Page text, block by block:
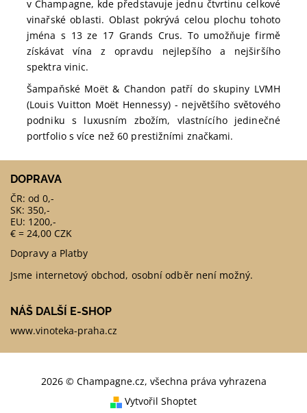
v Champagne, kde představuje jednu čtvrtinu celkové
vinařské oblasti. Oblast pokrývá celou plochu tohoto
jména s 13 ze 17 Grands Crus. To umožňuje firmě
získávat vína z opravdu nejlepšího a nejširšího
spektra vinic.
Šampaňské Moët & Chandon patří do skupiny LVMH
(Louis Vuitton Moët Hennessy) - největšího světového
podniku s luxusním zbožím, vlastnícího jedinečné
portfolio s více než 60 prestižními značkami.
DOPRAVA
ČR: od 0,-
SK: 350,-
EU: 1200,-
€ = 24,00 CZK
Dopravy a Platby
Jsme internetový obchod, osobní odběr není možný.
NÁŠ DALŠÍ E-SHOP
www.vinoteka-praha.cz
2026 © Champagne.cz, všechna práva vyhrazena
Vytvořil Shoptet